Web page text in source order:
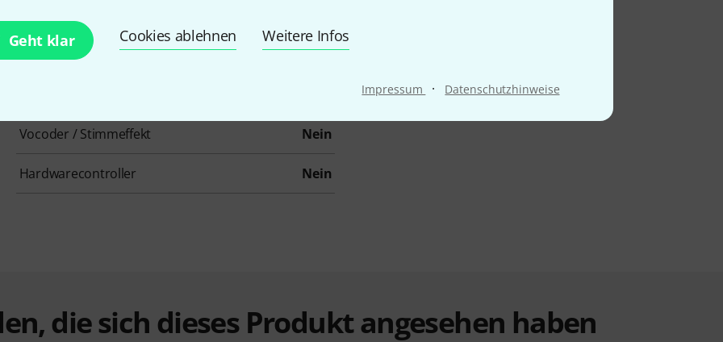
Geht klar Cookies ablehnen Weitere Infos
Impressum · Datenschutzhinweise
Summierer / Konsolen Nein
Vocoder / Stimmeffekt Nein
Hardwarecontroller Nein
die sich dieses Produkt angesehen haben